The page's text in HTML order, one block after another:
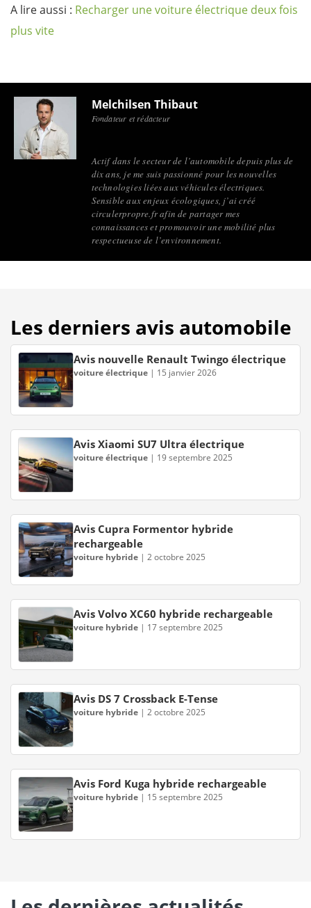
A lire aussi : Recharger une voiture électrique deux fois
plus vite
Melchilsen Thibaut
Fondateur et rédacteur
Actif dans le secteur de l’automobile depuis plus de
dix ans, je me suis passionné pour les nouvelles
technologies liées aux véhicules électriques.
Sensible aux enjeux écologiques, j’ai créé
circulerpropre.fr afin de partager mes
connaissances et promouvoir une mobilité plus
respectueuse de l’environnement.
Les derniers avis automobile
Avis nouvelle Renault Twingo électrique
voiture électrique | 15 janvier 2026
Avis Xiaomi SU7 Ultra électrique
voiture électrique | 19 septembre 2025
Avis Cupra Formentor hybride
rechargeable
voiture hybride | 2 octobre 2025
Avis Volvo XC60 hybride rechargeable
voiture hybride | 17 septembre 2025
Avis DS 7 Crossback E-Tense
voiture hybride | 2 octobre 2025
Avis Ford Kuga hybride rechargeable
voiture hybride | 15 septembre 2025